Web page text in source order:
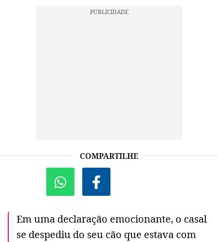
COMPARTILHE
Em uma declaração emocionante, o casal
se despediu do seu cão que estava com